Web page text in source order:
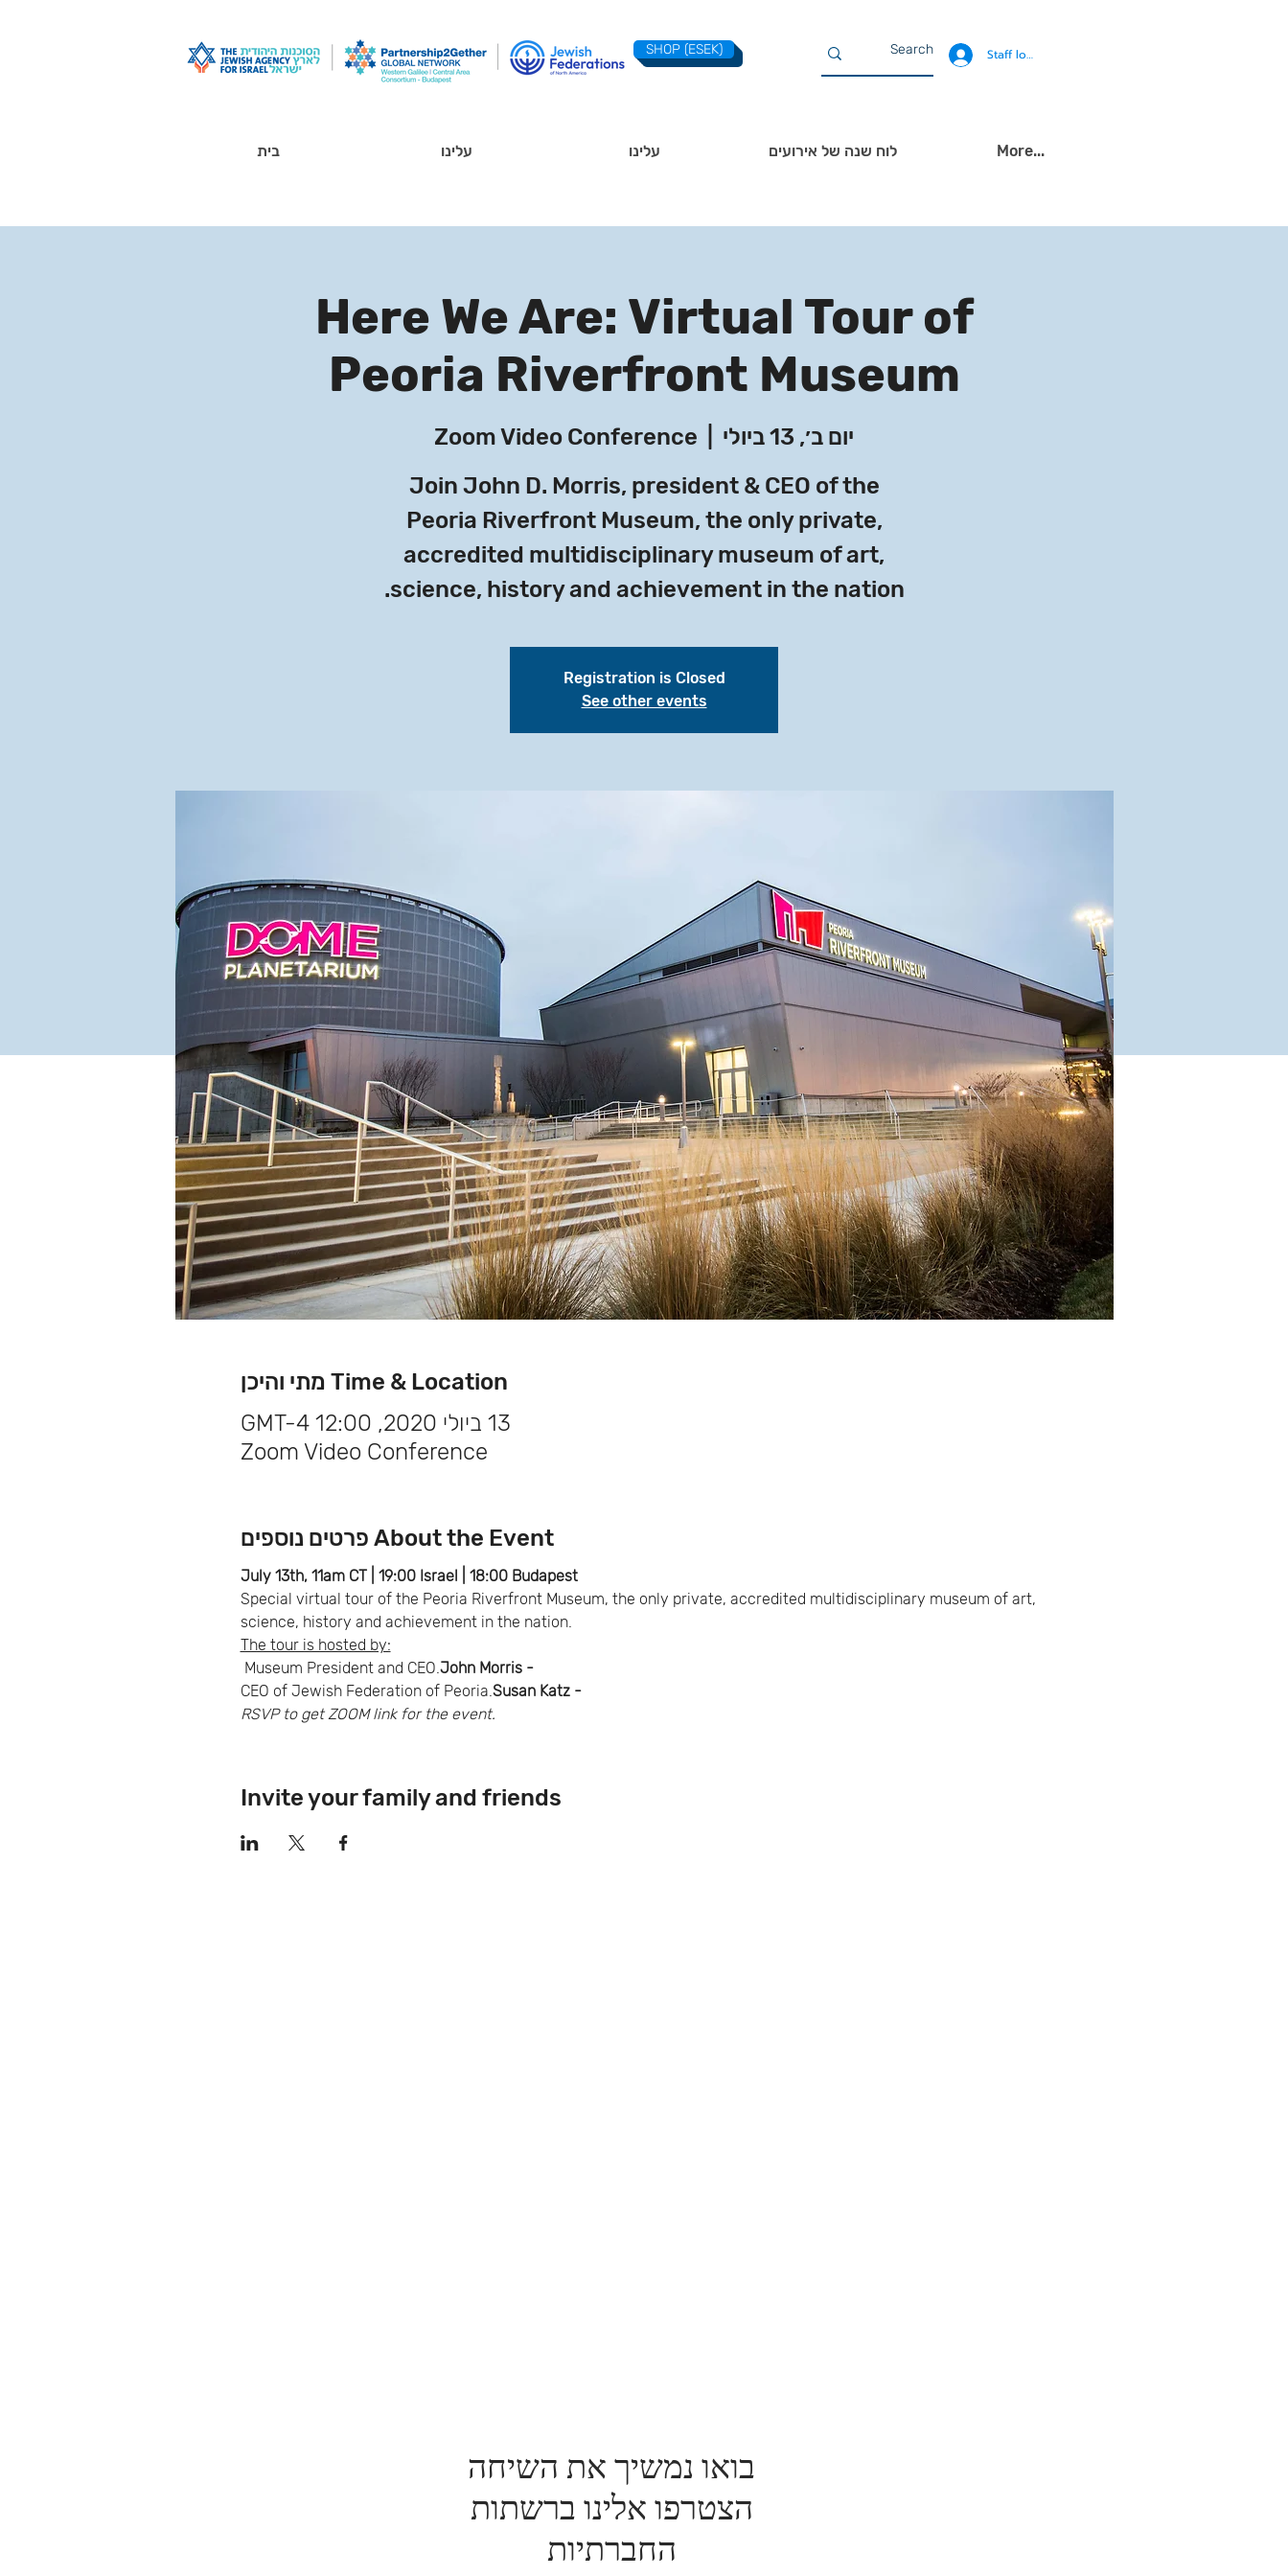
SHOP (ESEK) Staff login
בית עלינו עלינו לוח שנה של אירועים More...
Here We Are: Virtual Tour of
Peoria Riverfront Museum
יום ב׳, 13 ביולי
Zoom Video Conference
Join John D. Morris, president & CEO of the
Peoria Riverfront Museum, the only private,
accredited multidisciplinary museum of art,
science, history and achievement in the nation.
Registration is Closed
See other events
Time & Location מתי והיכן
13 ביולי 2020, 12:00 GMT-4‎
Zoom Video Conference
About the Event פרטים נוספים
July 13th, 11am CT | 19:00 Israel | 18:00 Budapest
Special virtual tour of the Peoria Riverfront Museum, the only private, accredited multidisciplinary museum of art,
science, history and achievement in the nation.
The tour is hosted by:
Museum President and CEO.John Morris -
CEO of Jewish Federation of Peoria.Susan Katz -
RSVP to get ZOOM link for the event.
Invite your family and friends
בואו נמשיך את השיחה
הצטרפו אלינו ברשתות
החברתיות